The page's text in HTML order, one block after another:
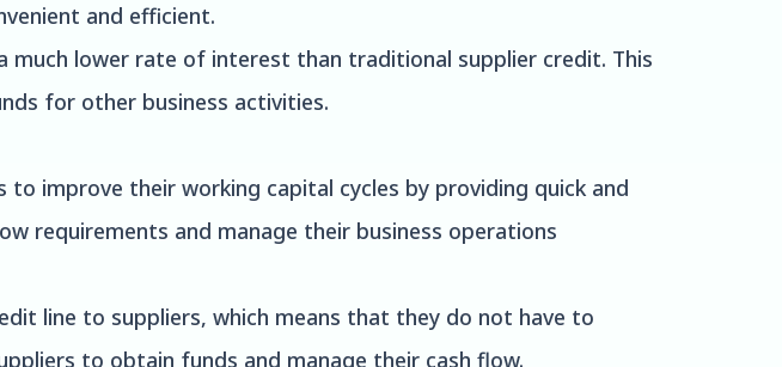
and efficient.
much lower rate of interest than traditional supplier credit. This
for other business activities.
improve their working capital cycles by providing quick and
requirements and manage their business operations
line to suppliers, which means that they do not have to
to obtain funds and manage their cash flow.